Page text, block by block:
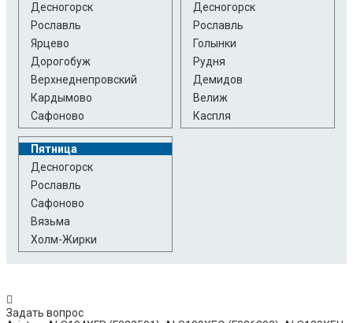
Десногорск
Рославль
Ярцево
Дорогобуж
Верхнеднепровский
Кардымово
Сафоново
Десногорск
Рославль
Голынки
Рудня
Демидов
Велиж
Каспля
Пятница
Десногорск
Рославль
Сафоново
Вязьма
Холм-Жирки
Задать вопрос